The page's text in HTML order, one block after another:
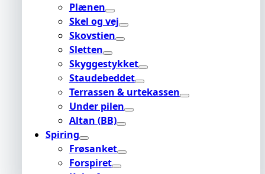
Plænen
Skel og vej
Skovstien
Sletten
Skyggestykket
Staudebeddet
Terrassen & urtekassen
Under pilen
Altan (BB)
Spiring
Frøsanket
Forspiret